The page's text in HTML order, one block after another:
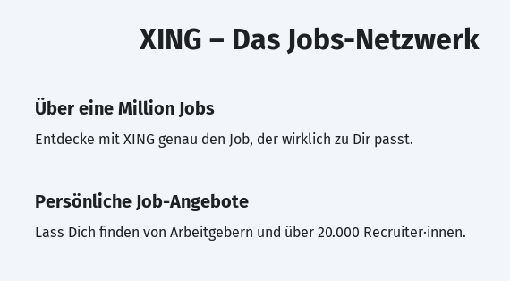
XING – Das Jobs-Netzwerk
Über eine Million Jobs
Entdecke mit XING genau den Job, der wirklich zu Dir passt.
Persönliche Job-Angebote
Lass Dich finden von Arbeitgebern und über 20.000 Recruiter·innen.